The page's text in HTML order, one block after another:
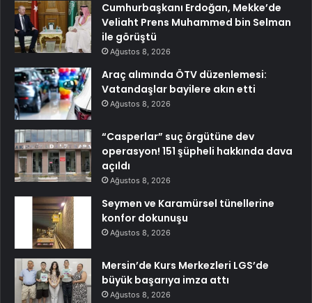
Cumhurbaşkanı Erdoğan, Mekke’de
Veliaht Prens Muhammed bin Selman
ile görüştü
Ağustos 8, 2026
Araç alımında ÖTV düzenlemesi:
Vatandaşlar bayilere akın etti
Ağustos 8, 2026
“Casperlar” suç örgütüne dev
operasyon! 151 şüpheli hakkında dava
açıldı
Ağustos 8, 2026
Seymen ve Karamürsel tünellerine
konfor dokunuşu
Ağustos 8, 2026
Mersin’de Kurs Merkezleri LGS’de
büyük başarıya imza attı
Ağustos 8, 2026